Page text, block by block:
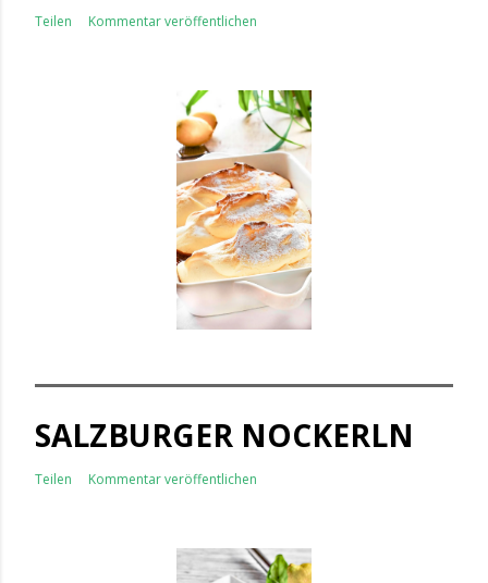
Teilen Kommentar veröffentlichen
SALZBURGER NOCKERLN
Teilen Kommentar veröffentlichen